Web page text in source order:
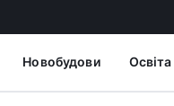
Новобудови Освіта